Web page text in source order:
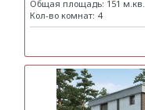
Общая площадь: 151 м.кв.
Кол-во комнат: 4